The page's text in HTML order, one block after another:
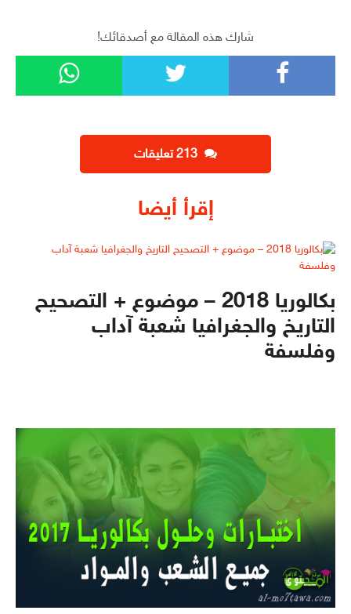
شارك هذه المقالة مع أصدقائك!
‫213 تعليقات
إقرأ أيضا
بكالوريا 2018 – موضوع + التصحيح
التاريخ والجغرافيا شعبة آداب
وفلسفة